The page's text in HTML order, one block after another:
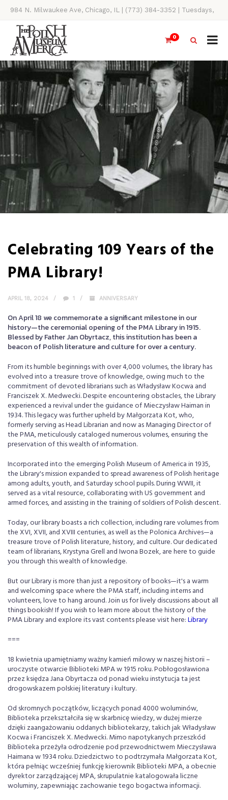
984 N. Milwaukee Ave, Chicago, IL | (773) 384-3352 | Tuesdays,
Thursdays, Saturdays, & Sundays, 11AM-4PM
0
Celebrating 109 Years of the
PMA Library!
APRIL 18, 2024 1 ANNIVERSARY
On April 18 we commemorate a significant milestone in our
history—the ceremonial opening of the PMA Library in 1915.
Blessed by Father Jan Obyrtacz, this institution has been a
beacon of Polish literature and culture for over a century.
From its humble beginnings with over 4,000 volumes, the library has
evolved into a treasure trove of knowledge, owing much to the
commitment of devoted librarians such as Władysław Kocwa and
Franciszek X. Medwecki. Despite encountering obstacles, the Library
experienced a revival under the guidance of Mieczysław Haiman in
1934. This legacy was further upheld by Małgorzata Kot, who,
formerly serving as Head Librarian and now as Managing Director of
the PMA, meticulously cataloged numerous volumes, ensuring the
preservation of this wealth of information.
Incorporated into the emerging Polish Museum of America in 1935,
the Library's mission expanded to spread awareness of Polish heritage
among adults, youth, and Saturday school pupils. During WWII, it
served as a vital resource, collaborating with US government and
armed forces, and assisting in the training of soldiers of Polish descent.
Today, our library boasts a rich collection, including rare volumes from
the XVI, XVII, and XVIII centuries, as well as the Polonica Archives—a
treasure trove of Polish literature, history, and culture. Our dedicated
team of librarians, Krystyna Grell and Iwona Bozek, are here to guide
you through this wealth of knowledge.
But our Library is more than just a repository of books—it's a warm
and welcoming space where the PMA staff, including interns and
volunteers, love to hang around. Join us for lively discussions about all
things bookish! If you wish to learn more about the history of the
PMA Library and explore its vast contents please visit here: Library
===
18 kwietnia upamiętniamy ważny kamień milowy w naszej historii –
uroczyste otwarcie Biblioteki MPA w 1915 roku. Pobłogosławiona
przez księdza Jana Obyrtacza od ponad wieku instytucja ta jest
drogowskazem polskiej literatury i kultury.
Od skromnych początków, liczących ponad 4000 woluminów,
Biblioteka przekształciła się w skarbnicę wiedzy, w dużej mierze
dzięki zaangażowaniu oddanych bibliotekarzy, takich jak Władysław
Kocwa i Franciszek X. Medwecki. Mimo napotykanych przeszkód
Biblioteka przeżyła odrodzenie pod przewodnictwem Mieczysława
Haimana w 1934 roku. Dziedzictwo to podtrzymała Małgorzata Kot,
która pełniąc wcześniej funkcję kierownik Biblioteki MPA, a obecnie
dyrektor zarządzającej MPA, skrupulatnie katalogowała liczne
woluminy, zapewniając zachowanie tego bogactwa informacji.